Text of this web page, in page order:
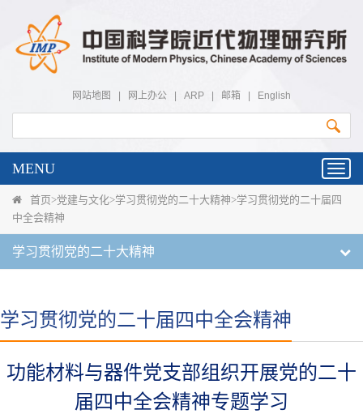
网站地图 网上办公 ARP 邮箱 English
MENU
首页>党建与文化>学习贯彻党的二十大精神>学习贯彻党的二十届四
中全会精神
学习贯彻党的二十大精神
学习贯彻党的二十届四中全会精神
功能材料与器件党支部组织开展党的二十
届四中全会精神专题学习